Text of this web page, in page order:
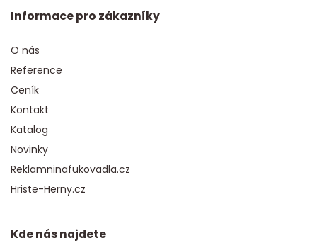
Informace pro zákazníky
O nás
Reference
Ceník
Kontakt
Katalog
Novinky
Reklamninafukovadla.cz
Hriste-Herny.cz
Kde nás najdete